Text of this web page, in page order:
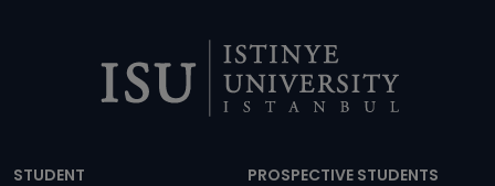
STUDENT PROSPECTIVE STUDENTS